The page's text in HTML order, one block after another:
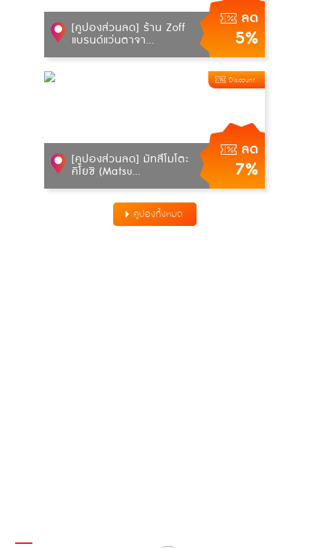
ลด
5%
[คูปองส่วนลด] ร้าน Zoff
แบรนด์แว่นตาจา...
ลด
7%
Discount
[คูปองส่วนลด] มัทสึโมโตะ
คิโยชิ (Matsu...
คูปองทั้งหมด